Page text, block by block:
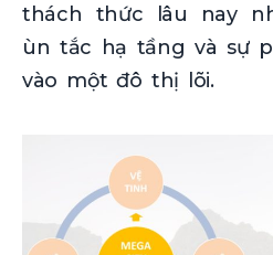
thách thức lâu nay
ùn tắc hạ tầng và sự
vào một đô thị lõi.